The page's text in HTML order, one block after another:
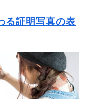
る証明写真の表